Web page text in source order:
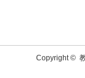
Copyright ©